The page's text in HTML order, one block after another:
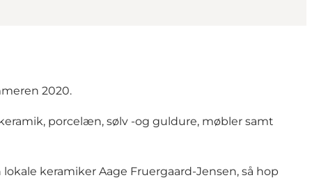
2020.
porcelæn, sølv -og guldure, møbler samt
keramiker Aage Fruergaard-Jensen, så hop